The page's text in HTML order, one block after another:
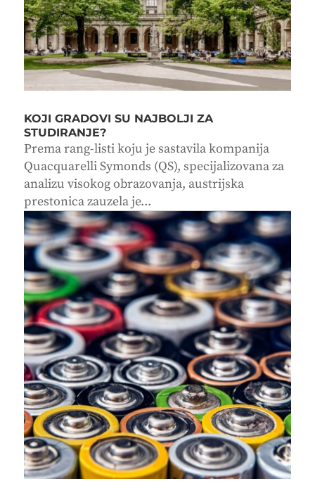
KOJI GRADOVI SU NAJBOLJI ZA
STUDIRANJE?
Prema rang-listi koju je sastavila kompanija
Quacquarelli Symonds (QS), specijalizovana za
analizu visokog obrazovanja, austrijska
prestonica zauzela je...